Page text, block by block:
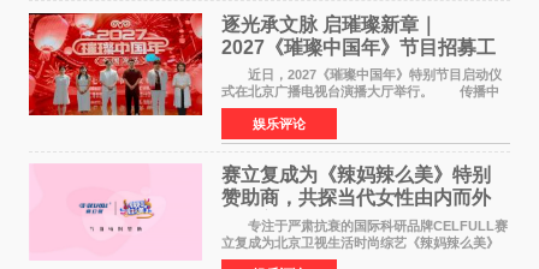
逐光承文脉 启璀璨新章｜
2027《璀璨中国年》节目招募工
作圆满启动
近日，2027《璀璨中国年》特别节目启动仪
式在北京广播电视台演播大厅举行。 传播中
华优秀传统文化，弘扬纯正国风艺术，打造高规
格、高质感、正能量的文艺盛典，是璀璨中国年
矢志不渝的初心
娱乐评论
赛立复成为《辣妈辣么美》特别
赞助商，共探当代女性由内而外
活力美
专注于严肃抗衰的国际科研品牌CELFULL赛
立复成为北京卫视生活时尚综艺《辣妈辣么美》
的特别赞助商,明星辣妈袁咏仪倾情参与，向广大